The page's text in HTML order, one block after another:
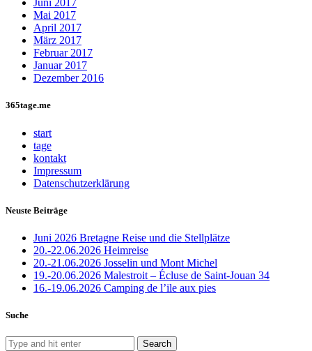
Juni 2017
Mai 2017
April 2017
März 2017
Februar 2017
Januar 2017
Dezember 2016
365tage.me
start
tage
kontakt
Impressum
Datenschutzerklärung
Neuste Beiträge
Juni 2026 Bretagne Reise und die Stellplätze
20.-22.06.2026 Heimreise
20.-21.06.2026 Josselin und Mont Michel
19.-20.06.2026 Malestroit – Écluse de Saint-Jouan 34
16.-19.06.2026 Camping de l’ile aux pies
Suche